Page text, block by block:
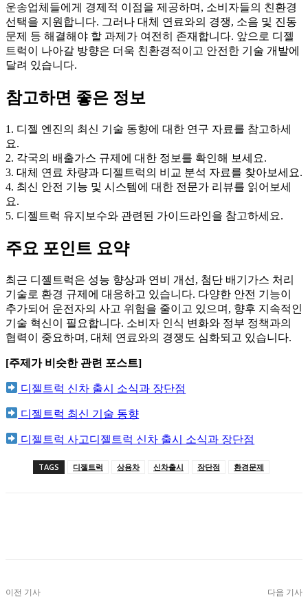
운송업체들에게 경제적 이점을 제공하며, 소비자들의 친환경
선택을 지원합니다. 그러나 대체 연료와의 경쟁, 소음 및 진동
문제 등 해결해야 할 과제가 여전히 존재합니다. 앞으로 디젤
트럭이 나아갈 방향은 더욱 친환경적이고 안전한 기술 개발에
달려 있습니다.
참고하면 좋은 정보
1. 디젤 엔진의 최신 기술 동향에 대한 연구 자료를 참고하세
요.
2. 각국의 배출가스 규제에 대한 정보를 확인해 보세요.
3. 대체 연료 차량과 디젤트럭의 비교 분석 자료를 찾아보세요.
4. 최신 안전 기능 및 시스템에 대한 전문가 리뷰를 읽어보세
요.
5. 디젤트럭 유지보수와 관련된 가이드라인을 참고하세요.
주요 포인트 요약
최근 디젤트럭은 성능 향상과 연비 개선, 첨단 배기가스 처리
기술로 환경 규제에 대응하고 있습니다. 다양한 안전 기능이
추가되어 운전자의 사고 위험을 줄이고 있으며, 향후 지속적인
기술 혁신이 필요합니다. 소비자 인식 변화와 정부 정책과의
협력이 중요하며, 대체 연료와의 경쟁도 심화되고 있습니다.
[주제가 비슷한 관련 포스트]
디젤트럭 신차 출시 소식과 장단점
디젤트럭 최신 기술 동향
디젤트럭 사고디젤트럭 신차 출시 소식과 장단점
TAGS 디젤트럭 상용차 신차출시 장단점 환경문제
이전 기사 다음 기사